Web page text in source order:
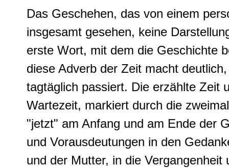
Das Geschehen, das von einem
insgesamt gesehen, keine
erste Wort, mit dem die Geschichte
diese Adverb der Zeit macht
tagtäglich passiert. Die erzählte Zeit
Wartezeit, markiert durch die
"jetzt" am Anfang und am Ende der
und Vorausdeutungen in den
und der Mutter, in die